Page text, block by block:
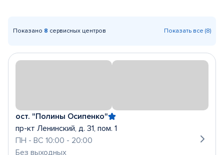
Показано 8 сервисных центров Показать все (8)
ост. "Полины Осипенко"
пр-кт Ленинский, д. 31, пом. 1
ПН - ВС 10:00 - 20:00
Без выходных